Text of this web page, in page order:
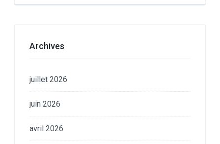
Archives
juillet 2026
juin 2026
avril 2026